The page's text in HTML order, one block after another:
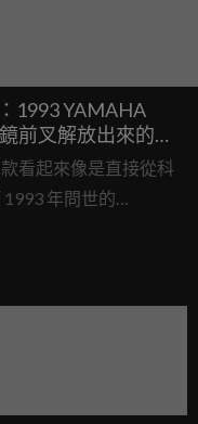
1993 YAMAHA
前叉解放出來的異
看起來像是直接從科
年問世的
者，當年在傳統潛望
時，山葉的工程師們